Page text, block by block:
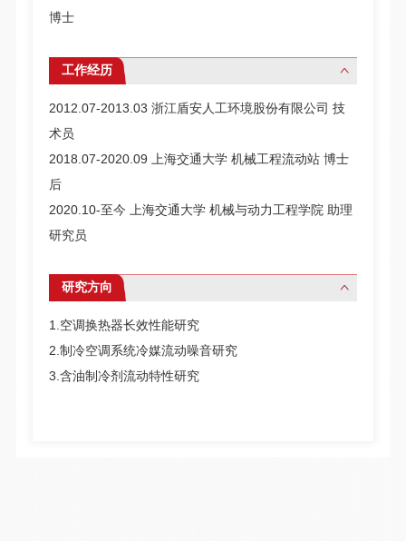
博士
工作经历
2012.07-2013.03 浙江盾安人工环境股份有限公司 技
术员
2018.07-2020.09 上海交通大学 机械工程流动站 博士
后
2020.10-至今 上海交通大学 机械与动力工程学院 助理
研究员
研究方向
1.空调换热器长效性能研究
2.制冷空调系统冷媒流动噪音研究
3.含油制冷剂流动特性研究